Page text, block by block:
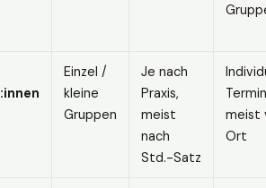
Einzel /
kleine
Gruppen
Je nach
Praxis,
meist
nach
Std.-Satz
meist
Ort